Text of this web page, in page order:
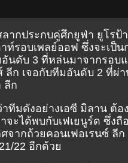
ากประกบคู่ศึกยูฟ่า ยูโรป้
ท์รอบเพลย์ออฟ ซึ่งจะเป็
อันดับ 3 ที่หล่นมาจากรอบ
ลีก เจอกับทีมอันดับ 2 ที่ผ่
ลีก
ทีมดังอย่างเอซี มิลาน ต้อ
จะได้พบกับเฟเยนูร์ด ซึ่งถื
จากถ้วยคอนเฟอเรนซ์ ลี
22 อีกด้วย